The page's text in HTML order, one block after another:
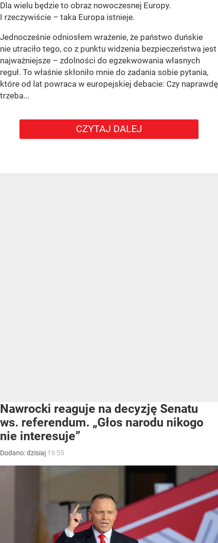
Dla wielu będzie to obraz nowoczesnej Europy.
I rzeczywiście – taka Europa istnieje.
Jednocześnie odniosłem wrażenie, że państwo duńskie
nie utraciło tego, co z punktu widzenia bezpieczeństwa jest
najważniejsze – zdolności do egzekwowania własnych
reguł. To właśnie skłoniło mnie do zadania sobie pytania,
które od lat powraca w europejskiej debacie: Czy naprawdę
trzeba...
CZYTAJ DALEJ
Nawrocki reaguje na decyzję Senatu
ws. referendum. „Głos narodu nikogo
nie interesuje”
Dodano:dzisiaj 19:55